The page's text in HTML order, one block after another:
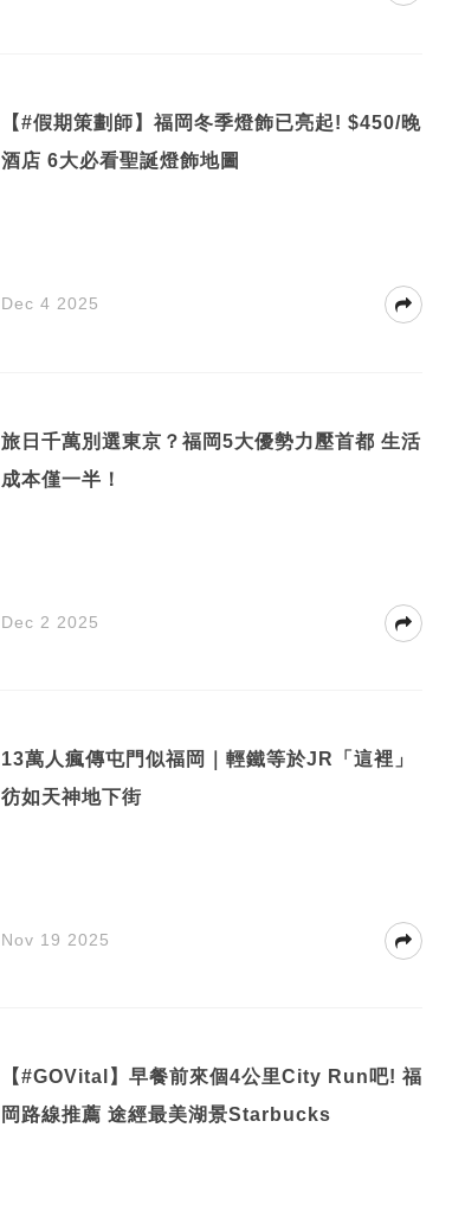
【#假期策劃師】福岡冬季燈飾已亮起! $450/晚
酒店 6大必看聖誕燈飾地圖
Dec 4 2025
旅日千萬別選東京？福岡5大優勢力壓首都 生活
成本僅一半！
Dec 2 2025
13萬人瘋傳屯門似福岡｜輕鐵等於JR「這裡」
彷如天神地下街
Nov 19 2025
【#GOVital】早餐前來個4公里City Run吧! 福
岡路線推薦 途經最美湖景Starbucks